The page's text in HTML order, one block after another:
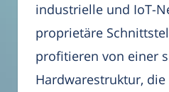
industrielle und IoT-
proprietäre
profitieren von einer
Hardwarestruktur,